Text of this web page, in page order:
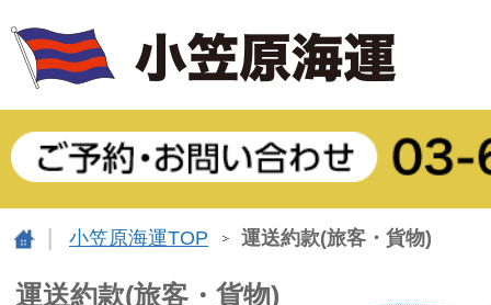
小笠原海運TOP 運送約款(旅客・貨物)
運送約款(旅客・貨物)